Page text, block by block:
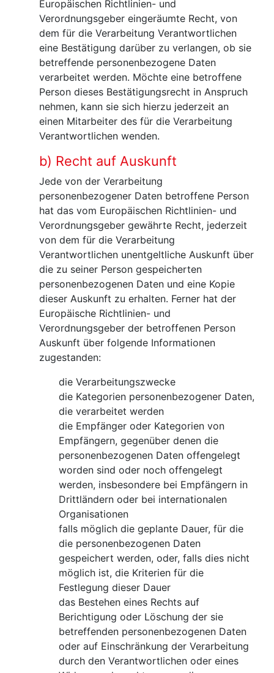
Europäischen Richtlinien- und
Verordnungsgeber eingeräumte Recht, von
dem für die Verarbeitung Verantwortlichen
eine Bestätigung darüber zu verlangen, ob sie
betreffende personenbezogene Daten
verarbeitet werden. Möchte eine betroffene
Person dieses Bestätigungsrecht in Anspruch
nehmen, kann sie sich hierzu jederzeit an
einen Mitarbeiter des für die Verarbeitung
Verantwortlichen wenden.
b) Recht auf Auskunft
Jede von der Verarbeitung
personenbezogener Daten betroffene Person
hat das vom Europäischen Richtlinien- und
Verordnungsgeber gewährte Recht, jederzeit
von dem für die Verarbeitung
Verantwortlichen unentgeltliche Auskunft über
die zu seiner Person gespeicherten
personenbezogenen Daten und eine Kopie
dieser Auskunft zu erhalten. Ferner hat der
Europäische Richtlinien- und
Verordnungsgeber der betroffenen Person
Auskunft über folgende Informationen
zugestanden:
die Verarbeitungszwecke
die Kategorien personenbezogener Daten,
die verarbeitet werden
die Empfänger oder Kategorien von
Empfängern, gegenüber denen die
personenbezogenen Daten offengelegt
worden sind oder noch offengelegt
werden, insbesondere bei Empfängern in
Drittländern oder bei internationalen
Organisationen
falls möglich die geplante Dauer, für die
die personenbezogenen Daten
gespeichert werden, oder, falls dies nicht
möglich ist, die Kriterien für die
Festlegung dieser Dauer
das Bestehen eines Rechts auf
Berichtigung oder Löschung der sie
betreffenden personenbezogenen Daten
oder auf Einschränkung der Verarbeitung
durch den Verantwortlichen oder eines